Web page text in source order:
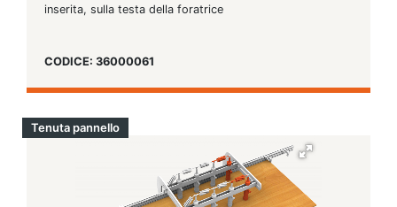
inserita, sulla testa della foratrice
CODICE: 36000061
Tenuta pannello